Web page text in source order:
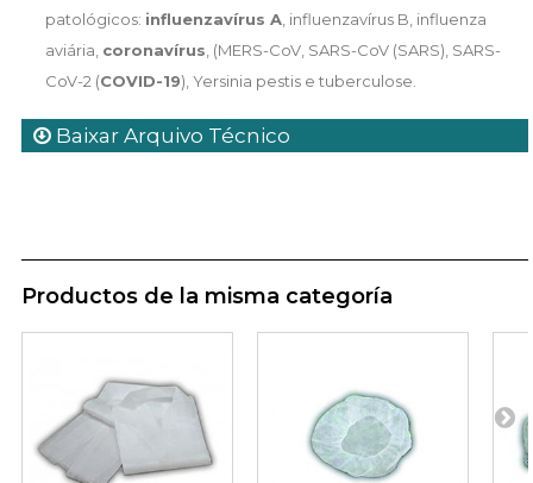
patológicos: influenzavírus A, influenzavírus B, influenza
aviária, coronavírus , (MERS-CoV, SARS-CoV (SARS), SARS-
CoV-2 (COVID-19), Yersinia pestise tuberculose.
Baixar Arquivo Técnico
Productos de la misma categoría